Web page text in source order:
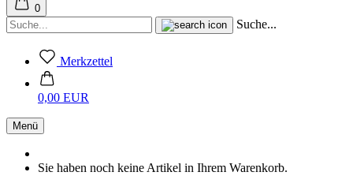
0
Suche...
Merkzettel
0,00 EUR
Menü
Sie haben noch keine Artikel in Ihrem Warenkorb.